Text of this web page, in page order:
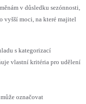
v důsledku sezónnosti,
vyšší moci, na které majitel
s kategorizací
vlastní kritéria pro udělení
označovat